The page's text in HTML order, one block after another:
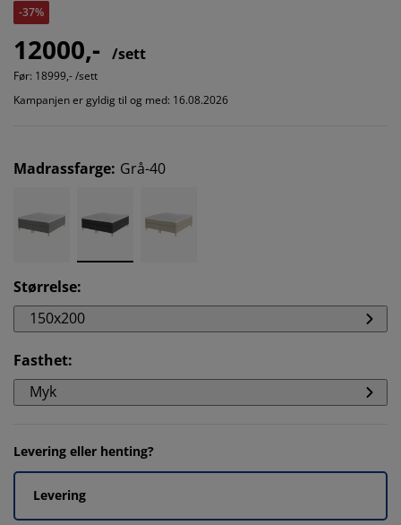
-37%
12000,- /sett
Før: 18999,- /sett
Kampanjen er gyldig til og med: 16.08.2026
Madrassfarge: Grå-40
Størrelse:
150x200
Fasthet:
Myk
Levering eller henting?
Levering